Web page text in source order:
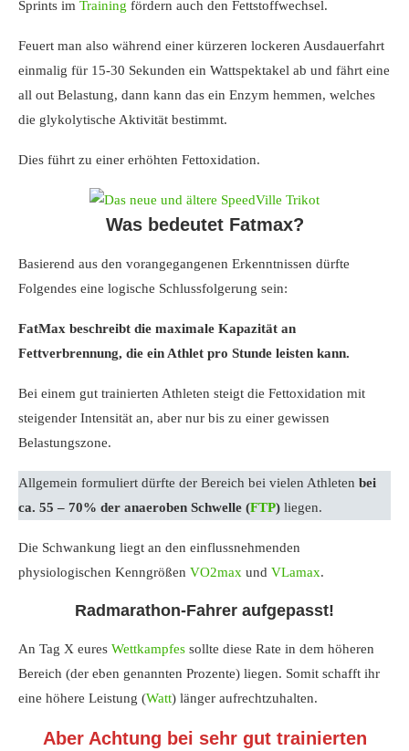
Sprints im Training fördern auch den Fettstoffwechsel.
Feuert man also während einer kürzeren lockeren Ausdauerfahrt
einmalig für 15-30 Sekunden ein Wattspektakel ab und fährt eine
all out Belastung, dann kann das ein Enzym hemmen, welches
die glykolytische Aktivität bestimmt.
Dies führt zu einer erhöhten Fettoxidation.
Was bedeutet Fatmax?
Basierend aus den vorangegangenen Erkenntnissen dürfte
Folgendes eine logische Schlussfolgerung sein:
FatMax beschreibt die maximale Kapazität an
Fettverbrennung, die ein Athlet pro Stunde leisten kann.
Bei einem gut trainierten Athleten steigt die Fettoxidation mit
steigender Intensität an, aber nur bis zu einer gewissen
Belastungszone.
Allgemein formuliert dürfte der Bereich bei vielen Athleten bei
ca. 55 – 70% der anaeroben Schwelle (FTP) liegen.
Die Schwankung liegt an den einflussnehmenden
physiologischen Kenngrößen VO2max und VLamax.
Radmarathon-Fahrer aufgepasst!
An Tag X eures Wettkampfes sollte diese Rate in dem höheren
Bereich (der eben genannten Prozente) liegen. Somit schafft ihr
eine höhere Leistung (Watt) länger aufrechtzuhalten.
Aber Achtung bei sehr gut trainierten